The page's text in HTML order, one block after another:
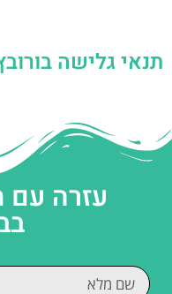
תנאי גלישה
עזרה עם